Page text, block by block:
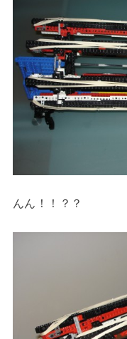
んん！！？？